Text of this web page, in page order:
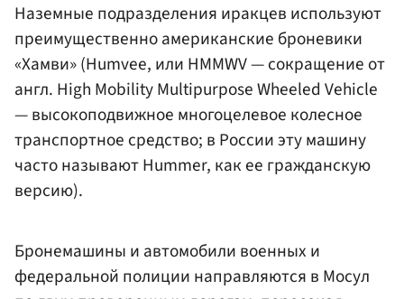
Наземные подразделения иракцев используют
преимущественно американские броневики
«Хамви» (Humvee, или HMMWV — сокращение от
англ. High Mobility Multipurpose Wheeled Vehicle
— высокоподвижное многоцелевое колесное
транспортное средство; в России эту машину
часто называют Hummer, как ее гражданскую
версию).
Бронемашины и автомобили военных и
федеральной полиции направляются в Мосул